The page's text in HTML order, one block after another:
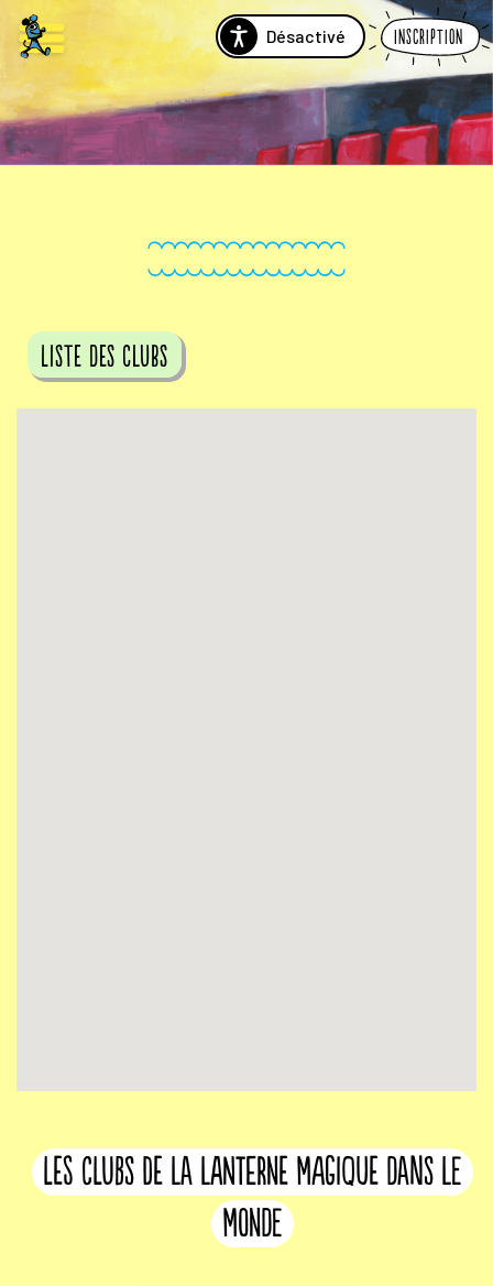
Désactivé Inscription
Liste des clubs
les clubs de la lanterne magique dans le
monde